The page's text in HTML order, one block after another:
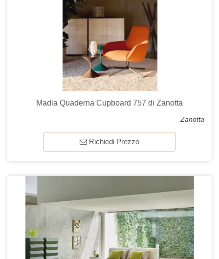
Madia Quaderna Cupboard 757 di Zanotta
Zanotta
Richiedi Prezzo